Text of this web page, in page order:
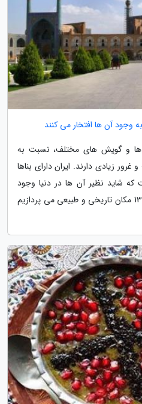
و گویش های مختلف، نسبت به
زیادی دارند. ایران دارای بناها
شاید نظیر آن ها در دنیا وجود
نداشته باشد. در ادامه به معرفی 13 مکان تاریخی و طبیعی می پردازیم